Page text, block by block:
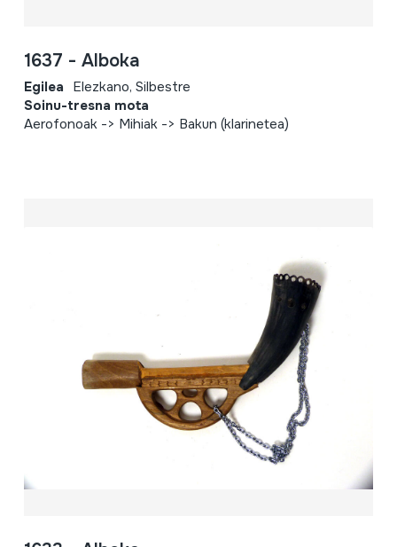
1637 - Alboka
Egilea Elezkano, Silbestre
Soinu-tresna mota
Aerofonoak -> Mihiak -> Bakun (klarinetea)